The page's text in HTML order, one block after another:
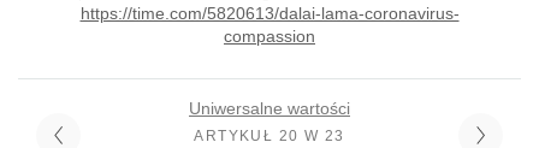
https://time.com/5820613/dalai-lama-coronavirus-
compassion
Uniwersalne wartości
ARTYKUŁ 20 W 23